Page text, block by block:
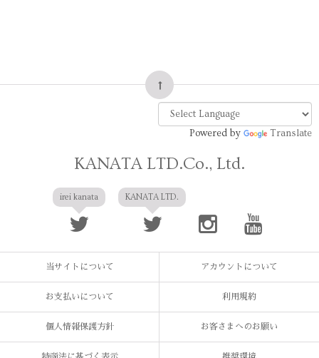
Powered by Translate
KANATA LTD.Co., Ltd.
irei kanata KANATA LTD.
当サイトについて アカウントについて
お支払いについて 利用規約
個人情報保護方針 お客さまへのお願い